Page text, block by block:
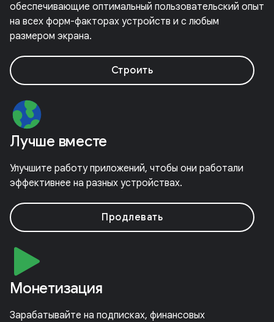
обеспечивающие оптимальный пользовательский опыт
на всех форм-факторах устройств и с любым
размером экрана.
Строить
Лучше вместе
Улучшите работу приложений, чтобы они работали
эффективнее на разных устройствах.
Продлевать
Монетизация
Зарабатывайте на подписках, финансовых